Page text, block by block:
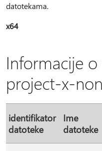
datotekama.
x64
Informacije
project-x-
identifikator
datoteke
Ime
datoteke